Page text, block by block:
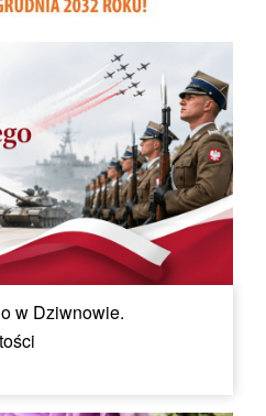
w Dziwnowie.